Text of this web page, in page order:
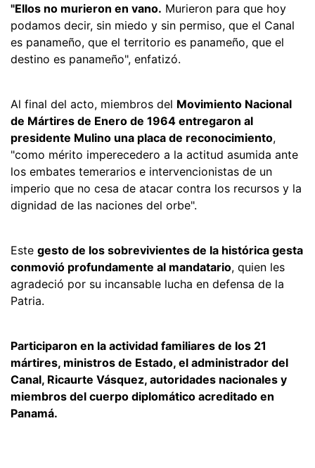
"Ellos no murieron en vano. Murieron para que hoy
podamos decir, sin miedo y sin permiso, que el Canal
es panameño, que el territorio es panameño, que el
destino es panameño", enfatizó.
Al final del acto, miembros del Movimiento Nacional
de Mártires de Enero de 1964 entregaron al
presidente Mulino una placa de reconocimiento,
"como mérito imperecedero a la actitud asumida ante
los embates temerarios e intervencionistas de un
imperio que no cesa de atacar contra los recursos y la
dignidad de las naciones del orbe".
Este gesto de los sobrevivientes de la histórica gesta
conmovió profundamente al mandatario, quien les
agradeció por su incansable lucha en defensa de la
Patria.
Participaron en la actividad familiares de los 21
mártires, ministros de Estado, el administrador del
Canal, Ricaurte Vásquez, autoridades nacionales y
miembros del cuerpo diplomático acreditado en
Panamá.